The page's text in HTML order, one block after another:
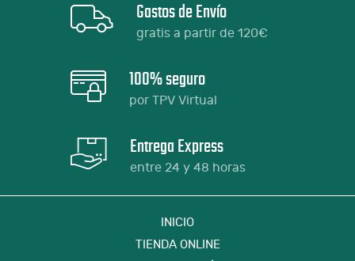
Gastos de Envío
gratis a partir de 120€
100% seguro
por TPV Virtual
Entrega Express
entre 24 y 48 horas
INICIO
TIENDA ONLINE